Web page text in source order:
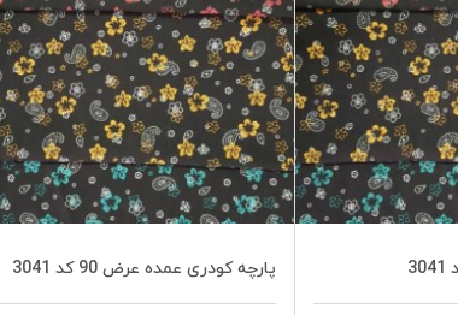
پارچه کودری عمده عرض 90 کد 3041